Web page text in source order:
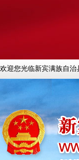
欢迎您光临新宾满族自治